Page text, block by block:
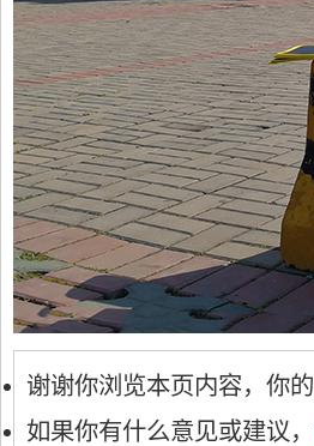
谢谢你浏览本页内容，你
如果你有什么意见或建议，